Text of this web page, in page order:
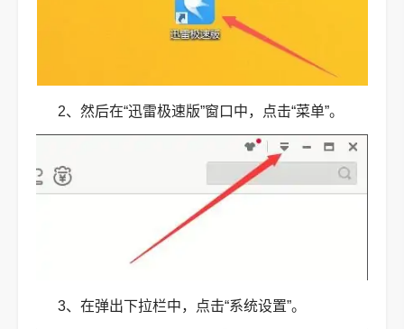
2、然后在“迅雷极速版”窗口中，点击“菜单”。
3、在弹出下拉栏中，点击“系统设置”。